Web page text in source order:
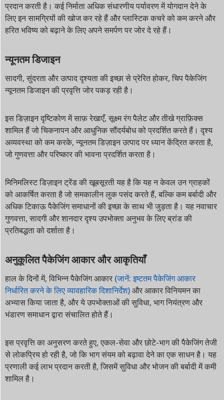
प्रदान करती है। कई निर्माता अधिक संधारणीय पर्यावरण में योगदान देने के
लिए इन सामग्रियों की खोज कर रहे हैं और प्लास्टिक कचरे को कम करने और
हरित भविष्य को बढ़ाने के लिए अपने समर्पण पर जोर दे रहे हैं।
न्यूनतम डिजाइन
सादगी, सुंदरता और उत्पाद दृश्यता की इच्छा से प्रेरित होकर, चिप पैकेजिंग
न्यूनतम डिजाइन की प्रवृत्ति जोर पकड़ रही है।
इस डिज़ाइन दृष्टिकोण में साफ़ रेखाएँ, सूक्ष्म रंग पैलेट और तीखे ग्राफ़िक्स
शामिल हैं जो चिकनापन और आधुनिक सौंदर्यबोध को प्रदर्शित करते हैं। दृश्य
अव्यवस्था को कम करके, न्यूनतम डिज़ाइन उत्पाद पर ध्यान केंद्रित करता है,
जो गुणवत्ता और परिष्कार की भावना प्रदर्शित करता है।
मिनिमलिस्ट डिज़ाइन ट्रेंड की खूबसूरती यह है कि यह न केवल उन ग्राहकों
को आकर्षित करता है जो समकालीन लुक पसंद करते हैं, बल्कि कम बर्बादी और
अधिक टिकाऊ पैकेजिंग समाधानों की इच्छा के साथ भी जुड़ता है। यह नवाचार
गुणवत्ता, सादगी और शानदार दृश्य उपभोक्ता अनुभव के लिए ब्रांड की
प्रतिबद्धता को दर्शाता है।
अनुकूलित पैकेजिंग आकार और आकृतियाँ
हाल के दिनों में, विभिन्न पैकेजिंग आकार (जानें: इष्टतम पैकेजिंग आकार
निर्धारित करने के लिए व्यावहारिक दिशानिर्देश)और आकार विनियमन का
अभ्यास किया जाता है, और ये उपभोक्ताओं की सुविधा, भाग नियंत्रण और
भंडारण समाधान द्वारा संचालित होते हैं।
इस प्रवृत्ति का अनुसरण करते हुए, एकल-सेवा और छोटे-भाग की पैकेजिंग तेजी
से लोकप्रिय हो रही है, जो कि भाग संयम को बढ़ावा देने का एक साधन है। यह
प्रणाली कई लाभ प्रदान करती है, जिसमें सुविधा और भोजन की बर्बादी में कमी
शामिल है।